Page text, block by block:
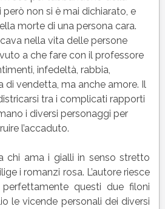
non si è mai dichiarato, e
morte di una persona cara.
nella vita delle persone
a che fare con il professore
infedeltà, rabbia,
di vendetta, ma anche amore. Il
tra i complicati rapporti
i diversi personaggi per
l’accaduto.
chi ama i gialli in senso stretto
i romanzi rosa. L’autore riesce
questi due filoni
le vicende personali dei diversi